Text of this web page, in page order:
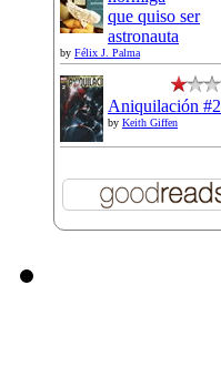
que quiso ser
astronauta
by Félix J. Palma
Aniquilación #2
by Keith Giffen